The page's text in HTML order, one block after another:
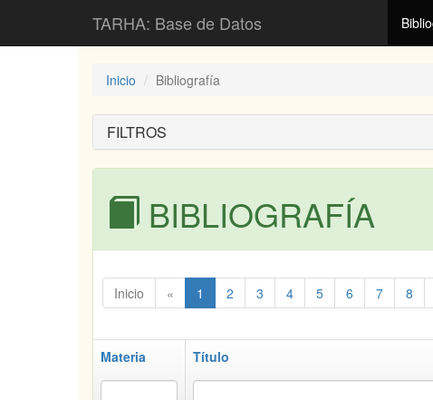
TARHA: Base de Datos
Inicio Bibliografía
FILTROS
BIBLIOGRAFÍA
Inicio « 1 2 3 4 5 6 7 8
Materia Título